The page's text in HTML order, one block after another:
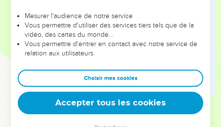
bonté, bienveillance, fidélité, douceur, maîtrise de soi ;
la loi n’est pas contre de telles choses.
Ceux qui sont au Christ-Jésus ont crucifié la chair avec ses
Si nous vivons par l’Esprit, marchons aussi par l’Esprit.
Ne devenons pas vaniteux en nous provoquant les uns les
autres, en nous portant envie les uns aux autres.
Mesurer l'audience de notre service
Vous permettre d'utiliser des services tiers tels que de la
vidéo, des cartes du monde…
Vous permettre d'entrer en contact avec notre service de
relation aux utilisateurs.
Choisir mes cookies
Accepter tous les cookies